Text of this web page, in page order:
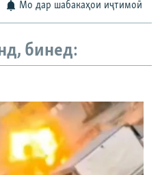
Мо дар шабакаҳои иҷтимоӣ
бинед: